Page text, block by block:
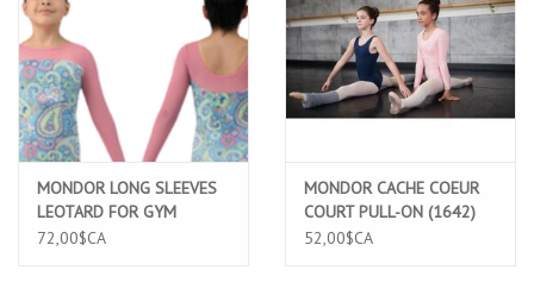
MONDOR LONG SLEEVES
LEOTARD FOR GYM
(17827)
72,00$CA
MONDOR CACHE COEUR
COURT PULL-ON (1642)
52,00$CA